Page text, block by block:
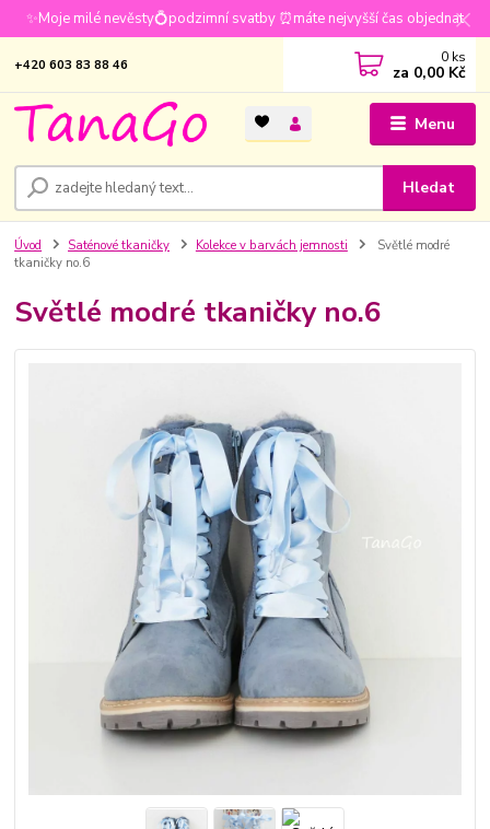
✨Moje milé nevěsty💍podzimní svatby ⏰máte nejvyšší čas objednat
Menu
Hledat
+420 603 83 88 46 0 ks
za 0,00 Kč
Úvod Saténové tkaničky Kolekce v barvách jemnosti
Světlé modré
tkaničky no.6
Světlé modré tkaničky no.6